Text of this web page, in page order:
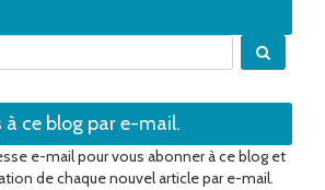
ce blog par e-mail.
e-mail pour vous abonner à ce blog et
de chaque nouvel article par e-mail.